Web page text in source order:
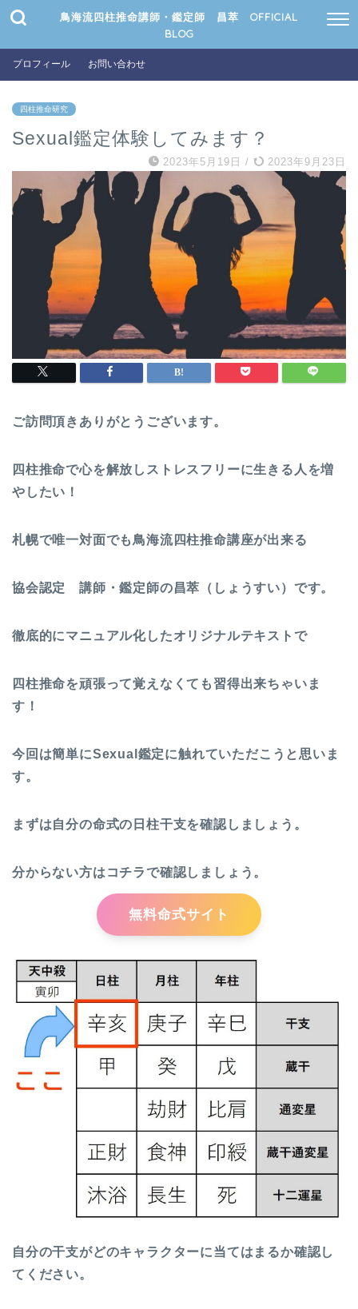
鳥海流四柱推命講師・鑑定師 昌萃 OFFICIAL
BLOG
プロフィール お問い合わせ
四柱推命研究
Sexual鑑定体験してみます？
2023年5月19日 / 2023年9月23日
ご訪問頂きありがとうございます。
四柱推命で心を解放しストレスフリーに生きる人を増
やしたい！
札幌で唯一対面でも鳥海流四柱推命講座が出来る
協会認定 講師・鑑定師の昌萃（しょうすい）です。
徹底的にマニュアル化したオリジナルテキストで
四柱推命を頑張って覚えなくても習得出来ちゃいま
す！
今回は簡単にSexual鑑定に触れていただこうと思いま
す。
まずは自分の命式の日柱干支を確認しましょう。
分からない方はコチラで確認しましょう。
無料命式サイト
自分の干支がどのキャラクターに当てはまるか確認し
てください。